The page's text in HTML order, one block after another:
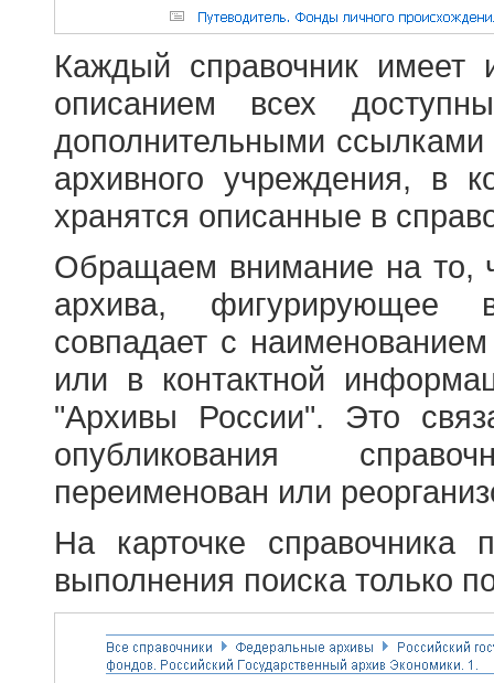
Каждый справочник имеет
описанием всех
дополнительными
архивного учреждения, в
хранятся описанные в
Обращаем внимание на то,
архива, фигурирующее
совпадает с
или в контактной
"Архивы России". Это
опубликования
переименован или
На карточке справочника
выполнения поиска только